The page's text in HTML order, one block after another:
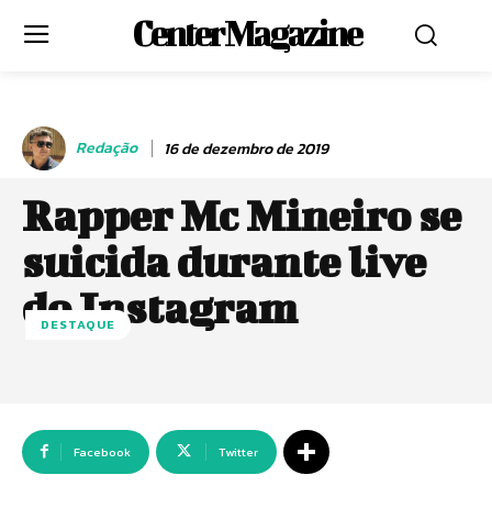
Center Magazine
Redação 16 de dezembro de 2019
Rapper Mc Mineiro se
suicida durante live
do Instagram
DESTAQUE
Facebook Twitter